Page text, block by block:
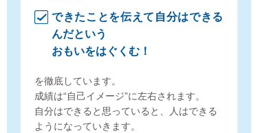
できたことを伝えて自分はできる
んだという
おもいをはぐくむ！
を徹底しています。
成績は“自己イメージ”に左右されます。
自分はできると思っていると、人はできる
ようになっていきます。